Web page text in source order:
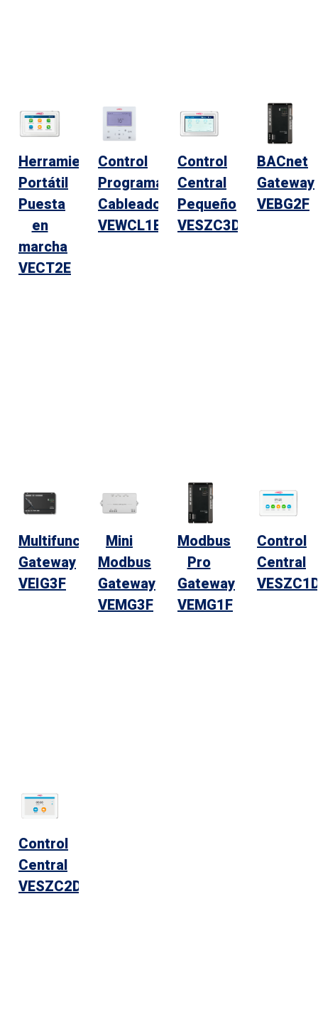
Herramienta
Portátil
Puesta
en
marcha
VECT2E
Control
Programable
Cableado
VEWCL1E
Control
Central
Pequeño
VESZC3D
BACnet
Gateway
VEBG2F
Multifuncional
Gateway
VEIG3F
Mini
Modbus
Gateway
VEMG3F
Modbus
Pro
Gateway
VEMG1F
Control
Central
Control
Central
VESZC2D